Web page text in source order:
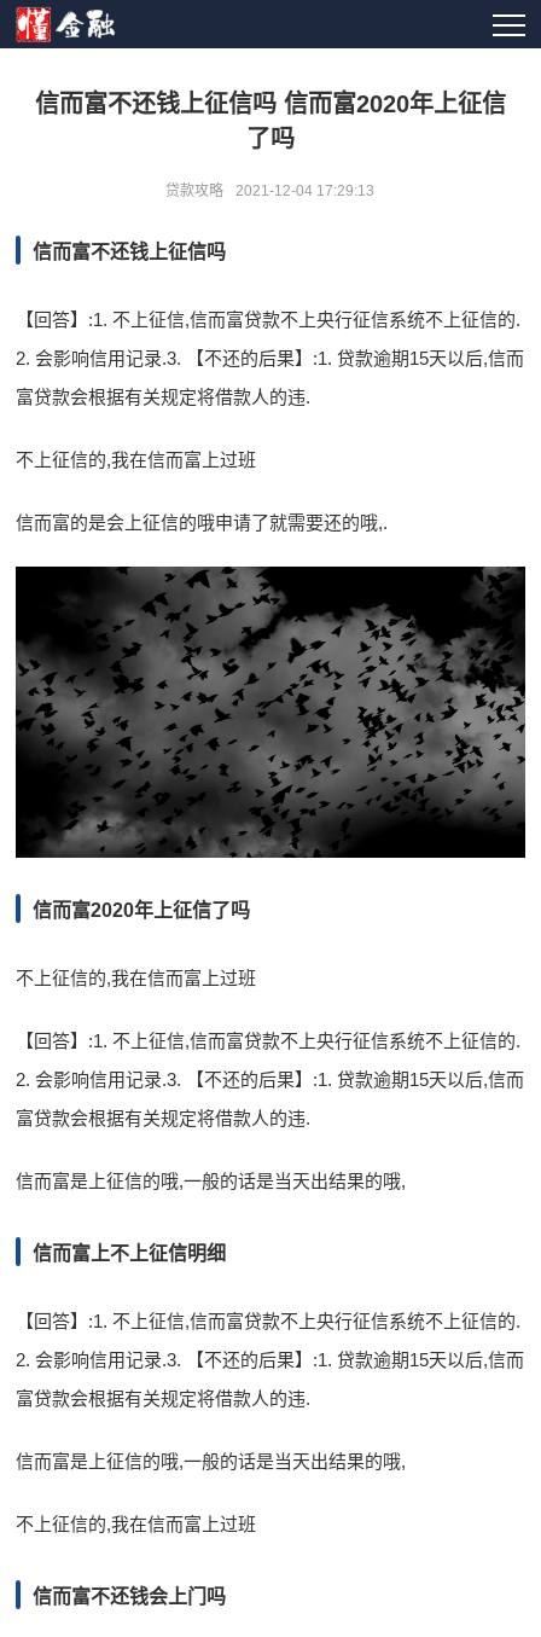
信而富不还钱上征信吗 信而富2020年上征信
了吗
贷款攻略 2021-12-04 17:29:13
信而富不还钱上征信吗
【回答】:1. 不上征信,信而富贷款不上央行征信系统不上征信的.
2. 会影响信用记录.3. 【不还的后果】:1. 贷款逾期15天以后,信而
富贷款会根据有关规定将借款人的违.
不上征信的,我在信而富上过班
信而富的是会上征信的哦申请了就需要还的哦,.
信而富2020年上征信了吗
不上征信的,我在信而富上过班
【回答】:1. 不上征信,信而富贷款不上央行征信系统不上征信的.
2. 会影响信用记录.3. 【不还的后果】:1. 贷款逾期15天以后,信而
富贷款会根据有关规定将借款人的违.
信而富是上征信的哦,一般的话是当天出结果的哦,
信而富上不上征信明细
【回答】:1. 不上征信,信而富贷款不上央行征信系统不上征信的.
2. 会影响信用记录.3. 【不还的后果】:1. 贷款逾期15天以后,信而
富贷款会根据有关规定将借款人的违.
信而富是上征信的哦,一般的话是当天出结果的哦,
不上征信的,我在信而富上过班
信而富不还钱会上门吗